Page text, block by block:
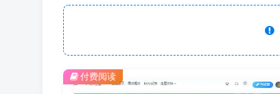
付费阅读